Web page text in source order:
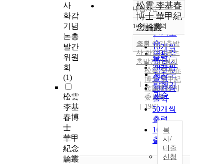
사
화갑
기념
논총
발간
위원
회
(1)
松雲
李基
春博
士
華甲
紀念
論叢
정확도
순
인기도
순
연도순
제목순
저자순
발행기
관순
내림차순
내림차순
10개씩 출력
10개씩
출력
20개씩
출력
30개씩
출력
50개씩
출력
100개씩
출력
조회
松雲 李基春
博士 華甲紀
念論叢
송운 이기춘박
사 화갑기념논
총발간위원회
松雲 李基春
博士 華甲紀
念論叢發刊
委員會
1987
복
사/
대출
신청